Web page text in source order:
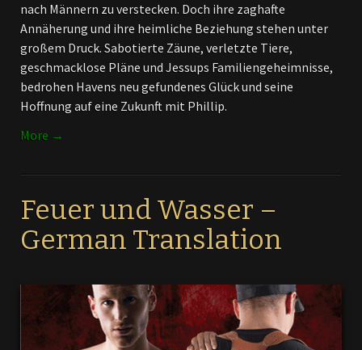
nach Männern zu verstecken. Doch ihre zaghafte
Annäherung und ihre heimliche Beziehung stehen unter
großem Druck. Sabotierte Zäune, verletzte Tiere,
geschmacklose Pläne und Jessups Familiengeheimnisse,
bedrohen Havens neu gefundenes Glück und seine
Hoffnung auf eine Zukunft mit Phillip.
More →
Feuer und Wasser –
German Translation